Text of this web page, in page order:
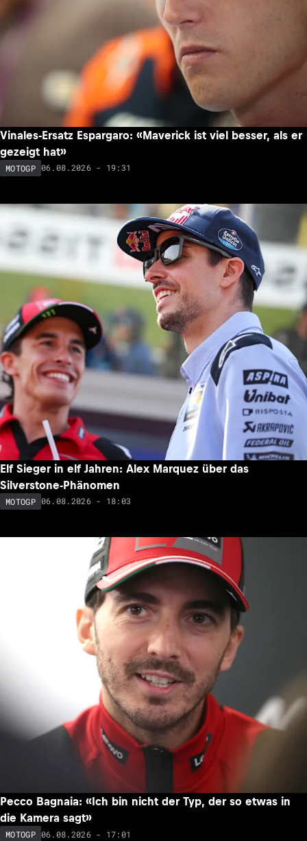
Vinales-Ersatz Espargaro: «Maverick ist viel besser, als er
gezeigt hat»
MOTOGP 06.08.2026 - 19:31
Elf Sieger in elf Jahren: Alex Marquez über das
Silverstone-Phänomen
MOTOGP 06.08.2026 - 18:03
Pecco Bagnaia: «Ich bin nicht der Typ, der so etwas in
die Kamera sagt»
MOTOGP 06.08.2026 - 17:01